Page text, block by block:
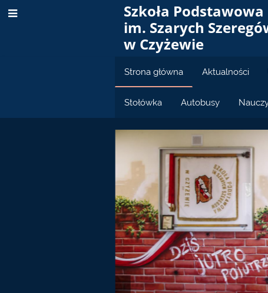
Szkoła Podstawowa
im. Szarych
w Czyżewie
Strona główna Aktualności
Stołówka Autobusy
Strona
główna